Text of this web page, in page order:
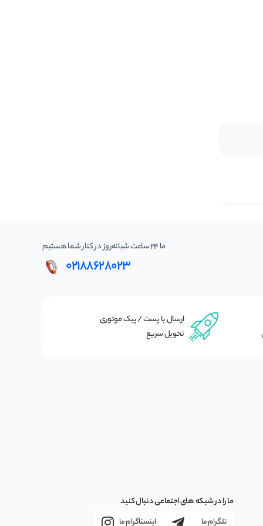
ما 24 ساعت شبانه‌روز در کنار شما هستیم
02188628023
ارسال با پست / پیک موتوری
تحویل سریع
ما را در شبکه های اجتماعی دنبال کنید
تلگرام ما اینستاگرام ما